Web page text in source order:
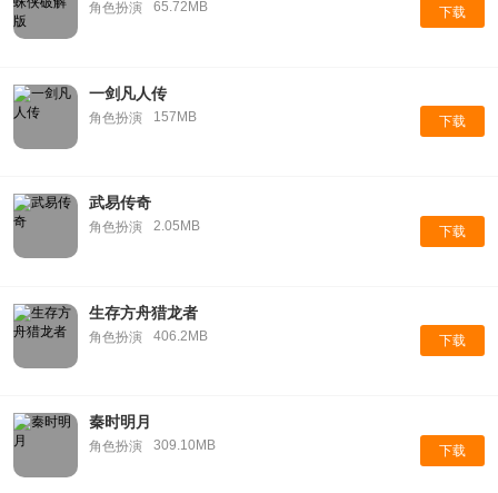
角色扮演 65.72MB 下载
一剑凡人传
角色扮演 157MB 下载
武易传奇
角色扮演 2.05MB 下载
生存方舟猎龙者
角色扮演 406.2MB 下载
秦时明月
角色扮演 309.10MB 下载